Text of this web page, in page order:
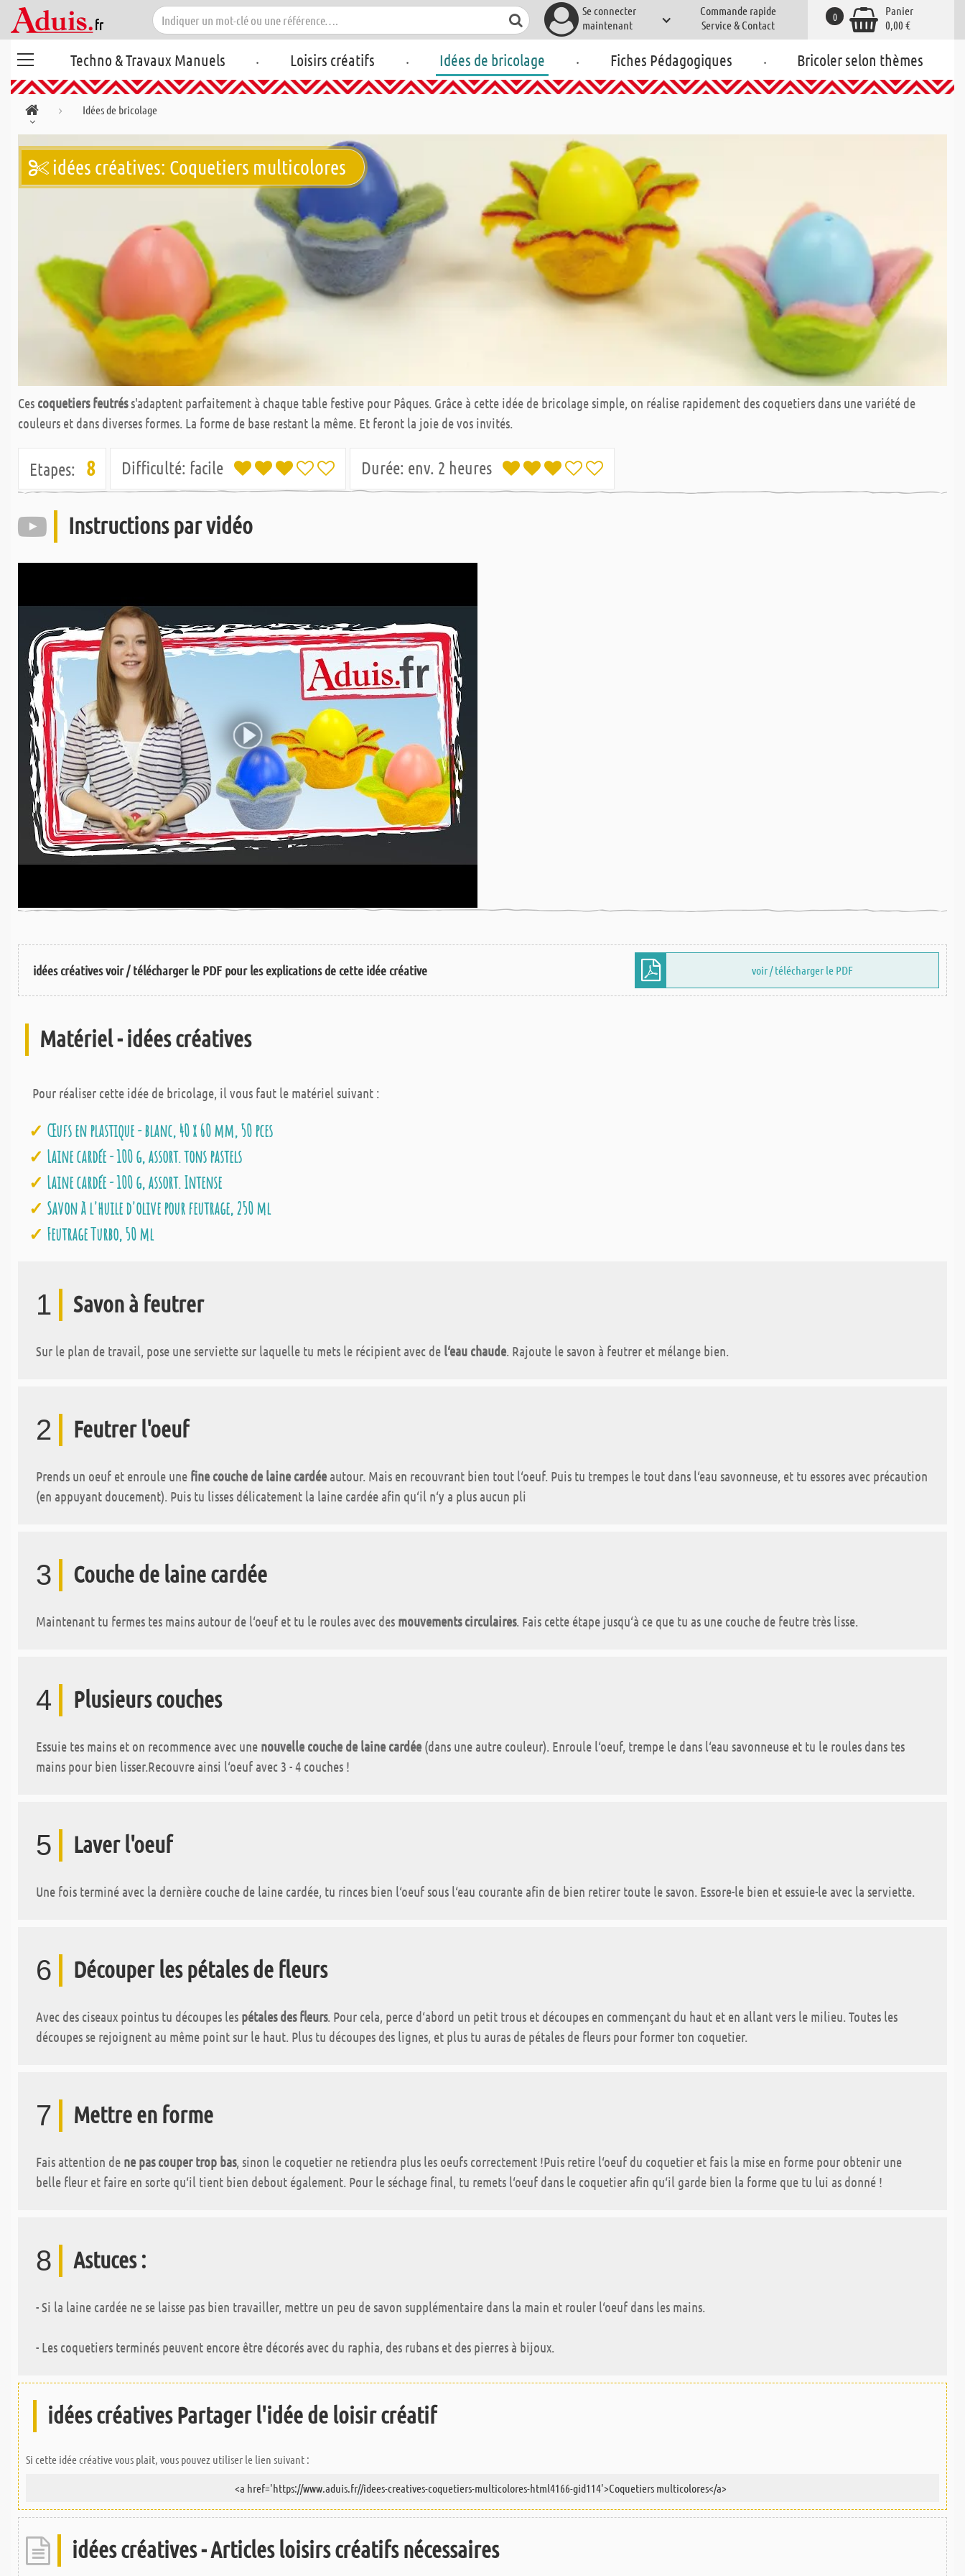
Se connecter
maintenant
Commande rapide
Service & Contact
Panier
0,00 €
0
Techno & Travaux Manuels . Loisirs créatifs . Idées de bricolage . Fiches Pédagogiques . Bricoler selon thèmes
Idées de bricolage
idées créatives: Coquetiers multicolores
Ces coquetiers feutréss'adaptent parfaitement à chaque table festive pour Pâques. Grâce à cette idée de bricolage simple, on réalise rapidement des coquetiers dans une variété de
couleurs et dans diverses formes. La forme de base restant la même. Et feront la joie de vos invités.
Etapes: 8 Difficulté: facile Durée: env. 2 heures
Instructions par vidéo
idées créatives voir / télécharger le PDF pour les explications de cette idée créative voir / télécharger le PDF
Matériel - idées créatives
Pour réaliser cette idée de bricolage, il vous faut le matériel suivant :
Œufs en plastique - blanc, 40 x 60 mm, 50 pces
Laine cardée - 100 g, assort. tons pastels
Laine cardée - 100 g, assort. Intense
Savon à l'huile d'olive pour feutrage, 250 ml
Feutrage Turbo, 50 ml
1 Savon à feutrer
Sur le plan de travail, pose une serviette sur laquelle tu mets le récipient avec de l‘eau chaude. Rajoute le savon à feutrer et mélange bien.
2 Feutrer l'oeuf
Prends un oeuf et enroule une fine couche de laine cardéeautour. Mais en recouvrant bien tout l‘oeuf. Puis tu trempes le tout dans l‘eau savonneuse, et tu essores avec précaution
(en appuyant doucement). Puis tu lisses délicatement la laine cardée afin qu‘il n‘y a plus aucun pli
3 Couche de laine cardée
Maintenant tu fermes tes mains autour de l‘oeuf et tu le roules avec des mouvements circulaires. Fais cette étape jusqu‘à ce que tu as une couche de feutre très lisse.
4 Plusieurs couches
Essuie tes mains et on recommence avec une nouvelle couche de laine cardée (dans une autre couleur). Enroule l‘oeuf, trempe le dans l‘eau savonneuse et tu le roules dans tes
mains pour bien lisser.Recouvre ainsi l‘oeuf avec 3 - 4 couches !
5 Laver l'oeuf
Une fois terminé avec la dernière couche de laine cardée, tu rinces bien l‘oeuf sous l‘eau courante afin de bien retirer toute le savon. Essore-le bien et essuie-le avec la serviette.
6 Découper les pétales de fleurs
Avec des ciseaux pointus tu découpes les pétales des fleurs. Pour cela, perce d‘abord un petit trous et découpes en commençant du haut et en allant vers le milieu. Toutes les
découpes se rejoignent au même point sur le haut. Plus tu découpes des lignes, et plus tu auras de pétales de fleurs pour former ton coquetier.
7 Mettre en forme
Fais attention de ne pas couper trop bas, sinon le coquetier ne retiendra plus les oeufs correctement !Puis retire l‘oeuf du coquetier et fais la mise en forme pour obtenir une
belle fleur et faire en sorte qu‘il tient bien debout également. Pour le séchage final, tu remets l‘oeuf dans le coquetier afin qu‘il garde bien la forme que tu lui as donné !
8 Astuces :
- Si la laine cardée ne se laisse pas bien travailler, mettre un peu de savon supplémentaire dans la main et rouler l‘oeuf dans les mains.
- Les coquetiers terminés peuvent encore être décorés avec du raphia, des rubans et des pierres à bijoux.
idées créatives Partager l'idée de loisir créatif
Si cette idée créative vous plait, vous pouvez utiliser le lien suivant :
idées créatives - Articles loisirs créatifs nécessaires